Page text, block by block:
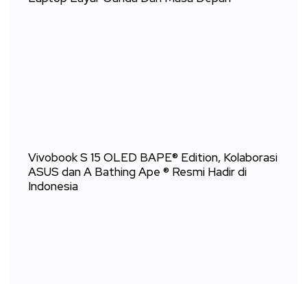
Vivobook S 15 OLED BAPE® Edition, Kolaborasi
ASUS dan A Bathing Ape ® Resmi Hadir di
Indonesia